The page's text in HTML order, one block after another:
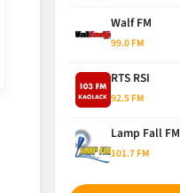
Walf FM
99.0 FM
RTS RSI
92.5 FM
Lamp Fall FM
101.7 FM